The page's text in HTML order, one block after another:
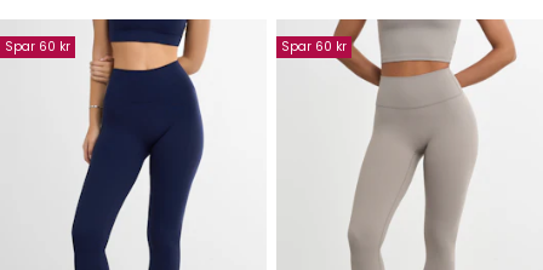
Spar 60 kr Spar 60 kr